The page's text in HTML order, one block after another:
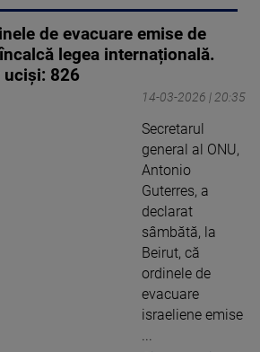
de evacuare emise de
legea internațională.
826
14-03-2026 | 20:35
Secretarul
general al ONU,
Antonio
Guterres, a
declarat
sâmbătă, la
Beirut, că
ordinele de
evacuare
israeliene emise
...